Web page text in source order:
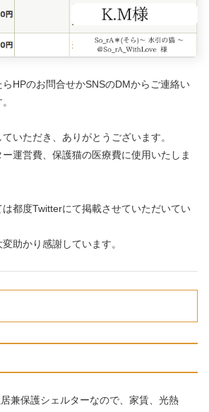
HPのお問合せかSNSのDMからご連絡い
いただき、ありがとうございます。
運営費、保護猫の医療費に使用いたしま
都度Twitterにて掲載させていただいてい
助かり感謝しています。
兼保護シェルターなので、家賃、光熱